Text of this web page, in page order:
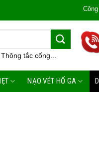
Công Ty Môi
tắc cống...
NẠO VÉT HỐ GA